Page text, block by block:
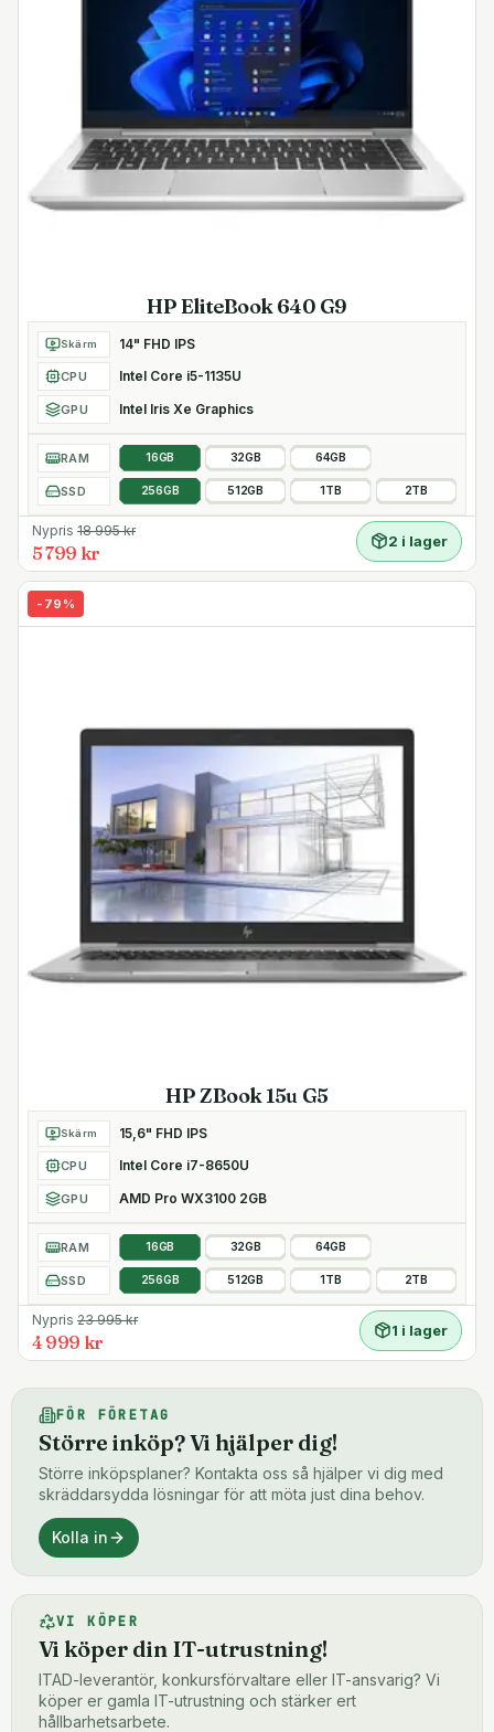
Bredd 32.135 cm
Höjd 2.09 cm
Vikt från 1.4 kg
HP EliteBook 640 G9
Skärm 14" FHD IPS
CPU Intel Core i5-1135U
GPU Intel Iris Xe Graphics
RAM 16GB 32GB 64GB
SSD 256GB 512GB 1TB 2TB
Nypris 18 995kr
5 799 kr
2 i lager
- 79 %
HP ZBook 15u G5
Skärm 15,6" FHD IPS
CPU Intel Core i7-8650U
GPU AMD Pro WX3100 2GB
RAM 16GB 32GB 64GB
SSD 256GB 512GB 1TB 2TB
Nypris 23 995kr
4 999 kr
1 i lager
FÖR FÖRETAG
Större inköp? Vi hjälper dig!
Större inköpsplaner? Kontakta oss så hjälper vi dig med
skräddarsydda lösningar för att möta just dina behov.
Kolla in
VI KÖPER
Vi köper din IT-utrustning!
ITAD-leverantör, konkursförvaltare eller IT-ansvarig? Vi
köper er gamla IT-utrustning och stärker ert
hållbarhetsarbete.